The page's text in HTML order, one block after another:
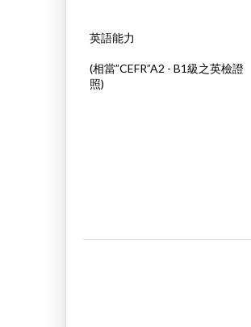
英語能力
(相當”CEFR”A2 - B1級之英檢證
照)